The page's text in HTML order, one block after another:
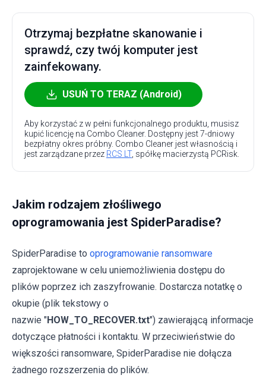
Otrzymaj bezpłatne skanowanie i
sprawdź, czy twój komputer jest
zainfekowany.
USUŃ TO TERAZ (Android)
Aby korzystać z w pełni funkcjonalnego produktu, musisz
kupić licencję na Combo Cleaner. Dostępny jest 7-dniowy
bezpłatny okres próbny. Combo Cleaner jest własnością i
jest zarządzane przez RCS LT, spółkę macierzystą PCRisk.
Jakim rodzajem złośliwego
oprogramowania jest SpiderParadise?
SpiderParadise to oprogramowanie ransomware
zaprojektowane w celu uniemożliwienia dostępu do
plików poprzez ich zaszyfrowanie. Dostarcza notatkę o
okupie (plik tekstowy o
nazwie "HOW_TO_RECOVER.txt") zawierającą informacje
dotyczące płatności i kontaktu. W przeciwieństwie do
większości ransomware, SpiderParadise nie dołącza
żadnego rozszerzenia do plików.